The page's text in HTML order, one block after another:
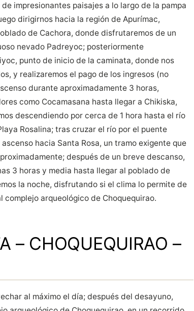
impresionantes paisajes a lo largo de la pampa
dirigirnos hacia la región de Apurímac,
de Cachora, donde disfrutaremos de un
nevado Padreyoc; posteriormente
punto de inicio de la caminata, donde nos
y realizaremos el pago de los ingresos (no
durante aproximadamente 3 horas,
como Cocamasana hasta llegar a Chikiska,
descendiendo por cerca de 1 hora hasta el río
Rosalina; tras cruzar el río por el puente
hacia Santa Rosa, un tramo exigente que
después de un breve descanso,
3 horas y media hasta llegar al poblado de
la noche, disfrutando si el clima lo permite de
arqueológico de Choquequirao.
– CHOQUEQUIRAO –
al máximo el día; después del desayuno,